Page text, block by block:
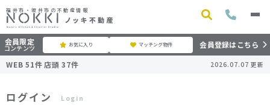
福井市・坂井市の不動産情報
会員限定
コンテンツ お気に入り マッチング物件
会員登録はこちら
WEB 51件 店頭 37件 2026.07.07 更新
ログイン Login